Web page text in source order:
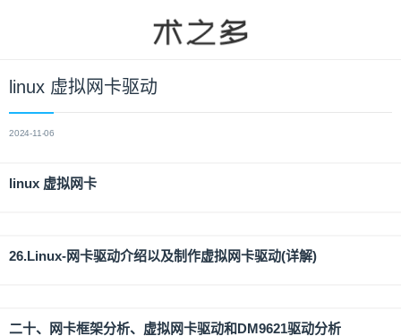
linux 虚拟网卡驱动
2024-11-06
linux 虚拟网卡
26.Linux-网卡驱动介绍以及制作虚拟网卡驱动(详解)
二十、网卡框架分析、虚拟网卡驱动和DM9621驱动分析